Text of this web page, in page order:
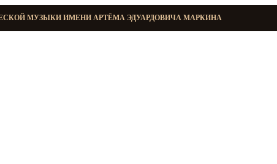
МУЗЫКИ ИМЕНИ АРТЁМА ЭДУАРДОВИЧА МАРКИНА